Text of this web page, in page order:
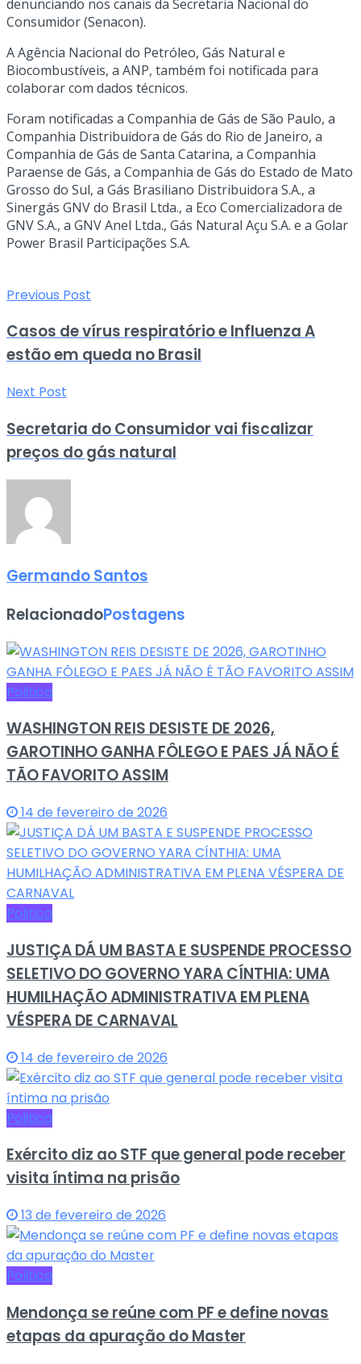
denunciando nos canais da Secretaria Nacional do
Consumidor (Senacon).
A Agência Nacional do Petróleo, Gás Natural e
Biocombustíveis, a ANP, também foi notificada para
colaborar com dados técnicos.
Foram notificadas a Companhia de Gás de São Paulo, a
Companhia Distribuidora de Gás do Rio de Janeiro, a
Companhia de Gás de Santa Catarina, a Companhia
Paraense de Gás, a Companhia de Gás do Estado de Mato
Grosso do Sul, a Gás Brasiliano Distribuidora S.A., a
Sinergás GNV do Brasil Ltda., a Eco Comercializadora de
GNV S.A., a GNV Anel Ltda., Gás Natural Açu S.A. e a Golar
Power Brasil Participações S.A.
Previous Post
Casos de vírus respiratório e Influenza A
estão em queda no Brasil
Next Post
Secretaria do Consumidor vai fiscalizar
preços do gás natural
Germando Santos
RelacionadoPostagens
Politica
WASHINGTON REIS DESISTE DE 2026,
GAROTINHO GANHA FÔLEGO E PAES JÁ NÃO É
TÃO FAVORITO ASSIM
14 de fevereiro de 2026
Politica
JUSTIÇA DÁ UM BASTA E SUSPENDE PROCESSO
SELETIVO DO GOVERNO YARA CÍNTHIA: UMA
HUMILHAÇÃO ADMINISTRATIVA EM PLENA
VÉSPERA DE CARNAVAL
14 de fevereiro de 2026
Politica
Exército diz ao STF que general pode receber
visita íntima na prisão
13 de fevereiro de 2026
Politica
Mendonça se reúne com PF e define novas
etapas da apuração do Master